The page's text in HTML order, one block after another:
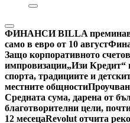
ФИНАНСИ BILLA
само в евро от 10 август
Защо корпоративното
импровизации„Изи Кредит“
спорта, традициите и
местните общности
Средната сума, дарена от
благотворителни цели,
12 месецаRevolut отчита